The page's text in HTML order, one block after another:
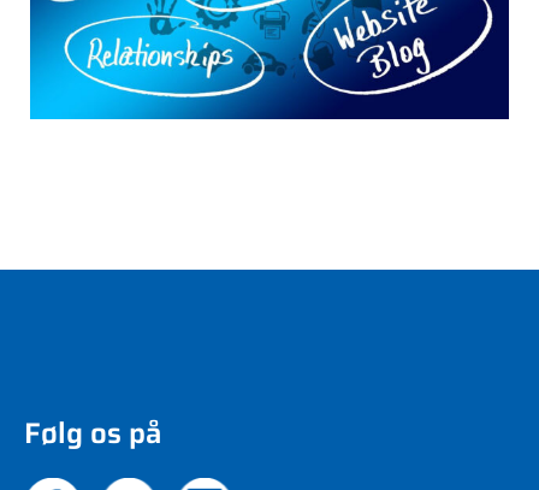
Følg os på